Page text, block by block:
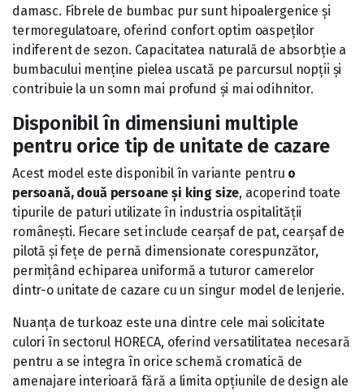
damasc. Fibrele de bumbac pur sunt hipoalergenice și
termoregulatoare, oferind confort optim oaspeților
indiferent de sezon. Capacitatea naturală de absorbție a
bumbacului menține pielea uscată pe parcursul nopții și
contribuie la un somn mai profund și mai odihnitor.
Disponibil în dimensiuni multiple
pentru orice tip de unitate de cazare
Acest model este disponibil în variante pentru o
persoană, două persoane și king size, acoperind toate
tipurile de paturi utilizate în industria ospitalității
românești. Fiecare set include cearșaf de pat, cearșaf de
pilotă și fețe de pernă dimensionate corespunzător,
permițând echiparea uniformă a tuturor camerelor
dintr-o unitate de cazare cu un singur model de lenjerie.
Nuanța de turkoaz este una dintre cele mai solicitate
culori în sectorul HORECA, oferind versatilitatea necesară
pentru a se integra în orice schemă cromatică de
amenajare interioară fără a limita opțiunile de design ale